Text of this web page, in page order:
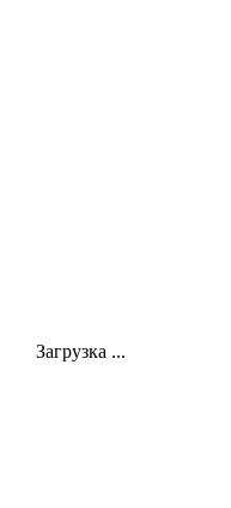
Загрузка ...